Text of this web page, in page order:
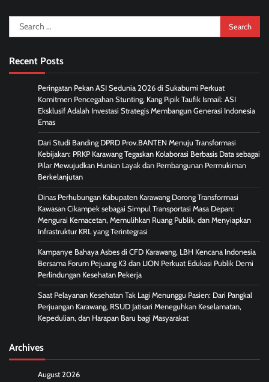
Search
for:
Recent Posts
Peringatan Pekan ASI Sedunia 2026 di Sukabumi Perkuat
Komitmen Pencegahan Stunting, Kang Pipik Taufik Ismail: ASI
Eksklusif Adalah Investasi Strategis Membangun Generasi Indonesia
Emas
Dari Studi Banding DPRD Prov.BANTEN Menuju Transformasi
Kebijakan: PRKP Karawang Tegaskan Kolaborasi Berbasis Data sebagai
Pilar Mewujudkan Hunian Layak dan Pembangunan Permukiman
Berkelanjutan
Dinas Perhubungan Kabupaten Karawang Dorong Transformasi
Kawasan Cikampek sebagai Simpul Transportasi Masa Depan:
Mengurai Kemacetan, Memulihkan Ruang Publik, dan Menyiapkan
Infrastruktur KRL yang Terintegrasi
Kampanye Bahaya Asbes di CFD Karawang, LBH Kencana Indonesia
Bersama Forum Pejuang K3 dan LION Perkuat Edukasi Publik Demi
Perlindungan Kesehatan Pekerja
Saat Pelayanan Kesehatan Tak Lagi Menunggu Pasien: Dari Pangkal
Perjuangan Karawang, RSUD Jatisari Meneguhkan Keselamatan,
Kepedulian, dan Harapan Baru bagi Masyarakat
Archives
August 2026